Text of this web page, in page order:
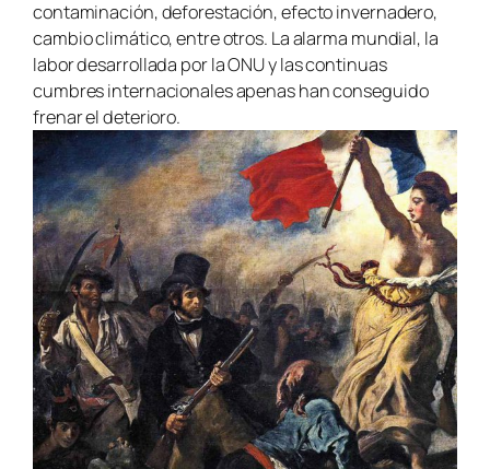
contaminación, deforestación, efecto invernadero,
cambio climático, entre otros. La alarma mundial, la
labor desarrollada por la ONU y las continuas
cumbres internacionales apenas han conseguido
frenar el deterioro.